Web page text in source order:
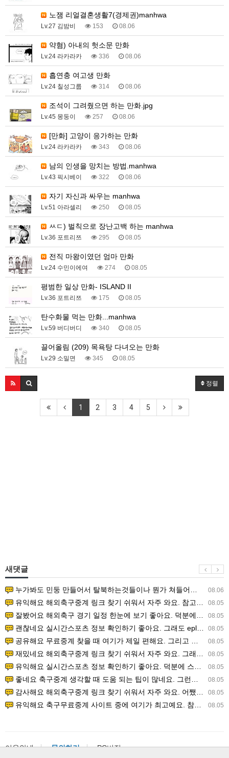
노잼 리얼결혼생활7(경제권)manhwa
Lv.27 김밤비 153 08.06
약혐) 아내의 헛소문 만화
Lv.24 라카라카 336 08.06
흡연충 여고생 만화
Lv.24 칠성그룹 314 08.06
조석이 그려줬으면 하는 만화.jpg
Lv.45 몽둥이 257 08.06
[만화] 고양이 응가하는 만화
Lv.24 라카라카 343 08.06
남의 인생을 망치는 방법.manhwa
Lv.43 픽시베이 322 08.06
자기 자신과 싸우는 manhwa
Lv.51 아라셀리 250 08.05
ㅆㄷ) 벌칙으로 장난고백 하는 manhwa
Lv.36 포트리쯔 295 08.05
전직 마왕이였던 엄마 만화
Lv.24 수민이에여 274 08.05
평범한 일상 만화- ISLAND II
Lv.36 포트리쯔 175 08.05
탄수화물 먹는 만화...manhwa
Lv.59 버디버디 340 08.05
끌어올림 (209) 목욕탕 다녀오는 만화
Lv.29 소밀면 345 08.05
정렬
1 2 3 4 5
새댓글
08.06
누가봐도 민둥 만들어서 탈북하는것들이나 뭔가 쳐들어오는 낌새를 미리 알아차리기 위함이지 저걸 전쟁준비라고 하…
08.05
유익해요 해외축구중계 링크 찾기 쉬워서 자주 와요. 참고로 무료스포츠중계 정보 확인할 때 출처 꼭 체크해요.…
08.05
잘봤어요 해외축구 경기 일정 한눈에 보기 좋아요. 덕분에 epl중계 볼 때 공식 중계 채널 먼저 찾아봐요. …
08.05
괜찮네요 실시간스포츠 정보 확인하기 좋아요. 그래도 epl중계 볼 때 공식 중계 채널 먼저 찾아봐요. 북마크…
08.05
공유해요 무료중계 찾을 때 여기가 제일 편해요. 그리고 무료스포츠중계 정보 확인할 때 출처 꼭 체크해요. 앞…
08.05
재밌네요 해외축구중계 링크 찾기 쉬워서 자주 와요. 그래서 해외축구중계도 정식 서비스로 봐야 안전해요. 다음…
08.05
유익해요 실시간스포츠 정보 확인하기 좋아요. 덕분에 스포츠중계는 합법적인 경로로만 시청하려 해요. 좋은 정보…
08.05
좋네요 축구중계 생각할 때 도움 되는 팁이 많네요. 그런데 해외축구중계도 정식 서비스로 봐야 안전해요. 다음…
08.05
감사해요 해외축구중계 링크 찾기 쉬워서 자주 와요. 어쨌든 축구무료중계도 합법적인 곳에서 봐야 마음 편해요.…
08.05
유익해요 축구무료중계 사이트 중에 여기가 최고예요. 참고로 축구무료중계도 합법적인 곳에서 봐야 마음 편해요.…
이용안내 문의하기 PC버전